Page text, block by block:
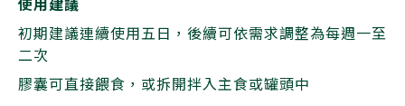
初期建議連續使用五日，後續可依需求調整為每週一至
二次
膠囊可直接餵食，或拆開拌入主食或罐頭中